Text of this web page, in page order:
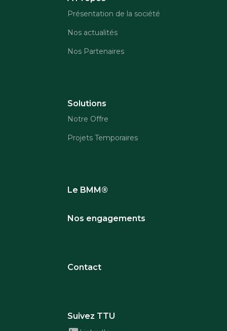
Présentation de la société
Nos actualités
Nos Partenaires
Solutions
Notre Offre
Projets Temporaires
Le BMM®
Nos engagements
Contact
Suivez TTU